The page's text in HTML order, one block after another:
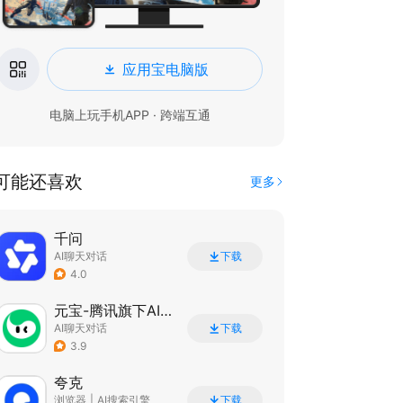
应用宝电脑版
电脑上玩手机APP · 跨端互通
能还喜欢 更多
千问
AI聊天对话
4.0
下载
元宝-腾讯旗下AI助手
AI聊天对话
3.9
下载
夸克
浏览器 AI搜索引擎 下载